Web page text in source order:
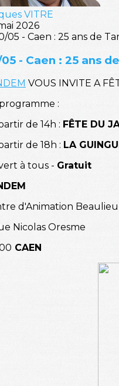
VITRE
2026
- Caen : 25 ans
VOUS INVITE A
:
de 14h : FÊTE DU
de 18h : LA
à tous - Gratuit
d'Animation
Nicolas Oresme
CAEN